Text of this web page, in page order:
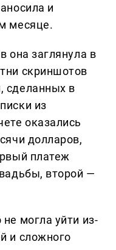
и
месяце.
она заглянула в
скриншотов
сделанных в
из
оказались
долларов,
платеж
второй —
могла уйти из-
и сложного